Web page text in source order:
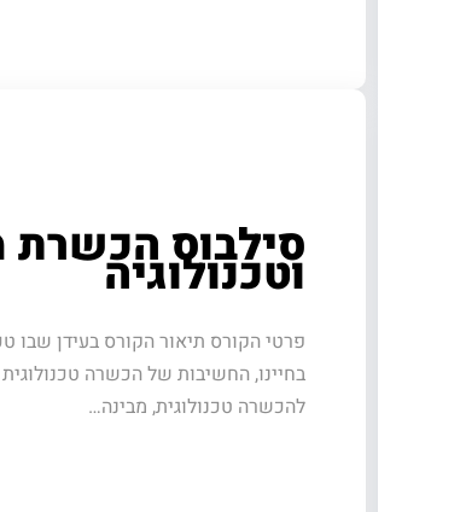
סילבוס הכשרת
וטכנולוגיה
פרטי הקורס תיאור הקורס בעידן שבו
בחיינו, החשיבות של הכשרה
להכשרה טכנולוגית, מבינה…